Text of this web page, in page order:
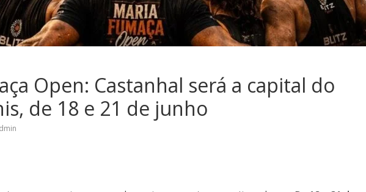
Open: Castanhal será a capital do
de 18 e 21 de junho